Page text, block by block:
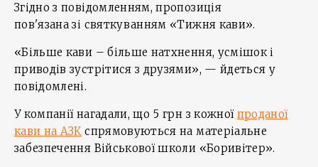
Згідно з повідомленням, пропозиція
пов'язана зі святкуванням «Тижня кави».
«Більше кави – більше натхнення, усмішок і
приводів зустрітися з друзями», — йдеться у
повідомлені.
У компанії нагадали, що 5 грн з кожної проданої
кави на АЗК спрямовуються на матеріальне
забезпечення Військової школи «Боривітер».